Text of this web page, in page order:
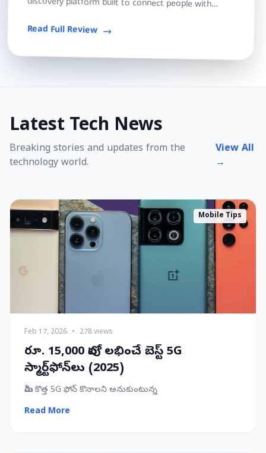
Read Full Review
Latest Tech News
Breaking stories and updates from the
technology world.
View All
→
Mobile Tips
Feb 17, 2026 • 278 views
రూ. 15,000 లోపు లభించే బెస్ట్ 5G
స్మార్ట్‌ఫోన్‌లు (2025)
మీరు కొత్త 5G ఫోన్ కొనాలని అనుకుంటున్న
Read More